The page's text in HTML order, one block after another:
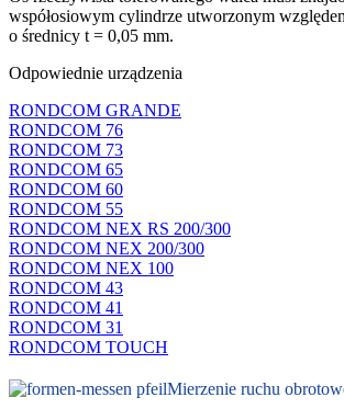
współosiowym cylindrze utworzonym
o średnicy t = 0,05 mm.
Odpowiednie urządzenia
RONDCOM GRANDE
RONDCOM 76
RONDCOM 73
RONDCOM 65
RONDCOM 60
RONDCOM 55
RONDCOM NEX RS 200/300
RONDCOM NEX 200/300
RONDCOM NEX 100
RONDCOM 43
RONDCOM 41
RONDCOM 31
RONDCOM TOUCH
Mierzenie ruchu